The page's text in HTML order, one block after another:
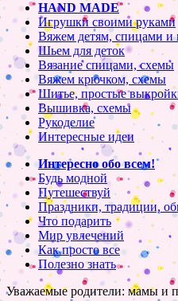
HAND MADE
Игрушки своими руками
Вяжем детям, спицами и
Шьем для деток
Вязание спицами, схемы
Вяжем крючком, схемы
Шитье, простые
Вышивка, схемы
Рукоделие
Интересные идеи
Интересно обо всем!
Будь модной
Путешествуй
Праздники, традиции,
Что подарить
Мир увлечений
Как просто все
Полезно знать
Уважаемые родители: мамы и